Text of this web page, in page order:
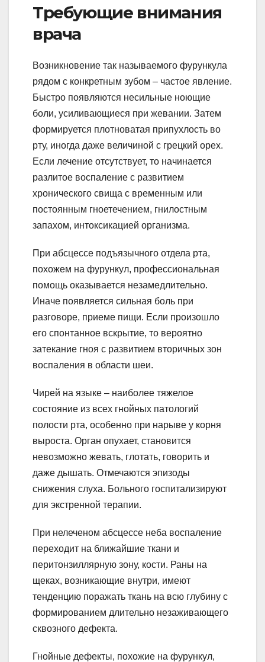
Требующие внимания
врача
Возникновение так называемого фурункула
рядом с конкретным зубом – частое явление.
Быстро появляются несильные ноющие
боли, усиливающиеся при жевании. Затем
формируется плотноватая припухлость во
рту, иногда даже величиной с грецкий орех.
Если лечение отсутствует, то начинается
разлитое воспаление с развитием
хронического свища с временным или
постоянным гноетечением, гнилостным
запахом, интоксикацией организма.
При абсцессе подъязычного отдела рта,
похожем на фурункул, профессиональная
помощь оказывается незамедлительно.
Иначе появляется сильная боль при
разговоре, приеме пищи. Если произошло
его спонтанное вскрытие, то вероятно
затекание гноя с развитием вторичных зон
воспаления в области шеи.
Чирей на языке – наиболее тяжелое
состояние из всех гнойных патологий
полости рта, особенно при нарыве у корня
выроста. Орган опухает, становится
невозможно жевать, глотать, говорить и
даже дышать. Отмечаются эпизоды
снижения слуха. Больного госпитализируют
для экстренной терапии.
При нелеченом абсцессе неба воспаление
переходит на ближайшие ткани и
перитонзиллярную зону, кости. Раны на
щеках, возникающие внутри, имеют
тенденцию поражать ткань на всю глубину с
формированием длительно незаживающего
сквозного дефекта.
Гнойные дефекты, похожие на фурункул,